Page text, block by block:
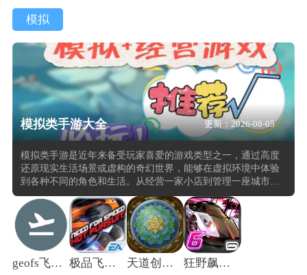
模拟
模拟类手游大全 更新：2026-08-05
模拟类手游是近年来备受玩家喜爱的游戏类型之一，通过高度
还原现实生活场景或虚构的奇幻世界，能够在虚拟环境中体验
到各种不同的角色和生活。从经营一家小店到管理一座城市，
从驾驶飞机到养成赛马，模拟类手游涵盖了丰富多样的玩法。
优秀的模拟类手游往往具有高度的自由度和策略性，玩家可以
根据自己的喜好和风格来制定游戏策略，实现个性化的游戏体
验。同时，模拟类手游的社交互动功能也不断增强，玩家可以
与朋友或全球玩家进行互动，分享游戏成果。
geofs飞行模拟器中文版 极品飞车14手机版 天道创造无限资源版 狂野飙车6完整版